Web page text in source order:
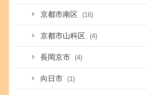
京都市南区 (16)
京都市山科区 (4)
長岡京市 (4)
向日市 (1)